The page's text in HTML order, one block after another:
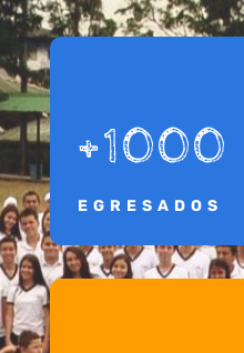
+1000
EGRESADOS